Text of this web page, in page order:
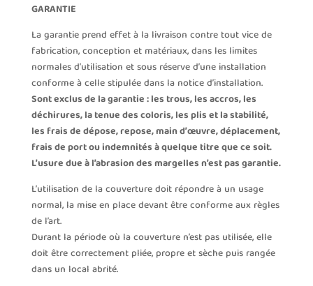
GARANTIE
La garantie prend effet à la livraison contre tout vice de
fabrication, conception et matériaux, dans les limites
normales d’utilisation et sous réserve d’une installation
conforme à celle stipulée dans la notice d’installation.
Sont exclus de la garantie : les trous, les accros, les
déchirures, la tenue des coloris, les plis et la stabilité,
les frais de dépose, repose, main d’œuvre, déplacement,
frais de port ou indemnités à quelque titre que ce soit.
L’usure due à l’abrasion des margelles n’est pas garantie.
L’utilisation de la couverture doit répondre à un usage
normal, la mise en place devant être conforme aux règles
de l’art.
Durant la période où la couverture n’est pas utilisée, elle
doit être correctement pliée, propre et sèche puis rangée
dans un local abrité.